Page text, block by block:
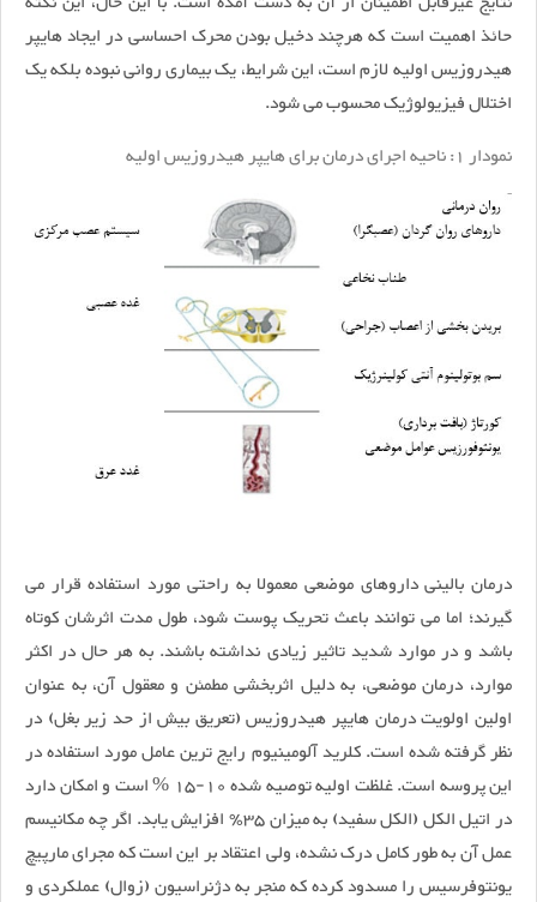
حائذ اهمیت است که هرچند دخیل بودن محرک احساسی در ایجاد هایپر
هیدروزیس اولیه لازم است، این شرایط، یک بیماری روانی نبوده بلکه یک
اختلال فیزیولوژیک محسوب می شود.
نمودار 1: ناحیه اجرای درمان برای هایپر هیدروزیس اولیه
درمان بالینی داروهای موضعی معمولا به راحتی مورد استفاده قرار می
گیرند؛ اما می توانند باعث تحریک پوست شود، طول مدت اثرشان کوتاه
باشد و در موارد شدید تاثیر زیادی نداشته باشند. به هر حال در اکثر
موارد، درمان موضعی، به دلیل اثربخشی مطمئن و معقول آن، به عنوان
اولین اولویت درمان هایپر هیدروزیس (تعریق بیش از حد زیر بغل) در
نظر گرفته شده است. کلرید آلومینیوم رایج ترین عامل مورد استفاده در
این پروسه است. غلظت اولیه توصیه شده 10-15 % است و امکان دارد
در اتیل الکل (الکل سفید) به میزان 35٪ افزایش یابد. اگر چه مکانیسم
عمل آن به طور کامل درک نشده، ولی اعتقاد بر این است که مجرای مارپیچ
یونتوفرسیس را مسدود کرده که منجر به دژنراسیون (زوال) عملکردی و